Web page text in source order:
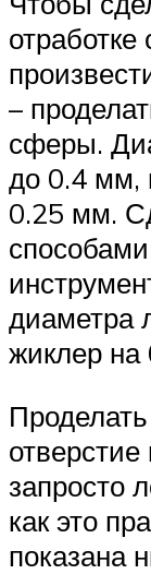
–
сферы.
до 0.4 мм,
0.25 мм.
диаметра
жиклер
отверстие
запросто
как это
показана